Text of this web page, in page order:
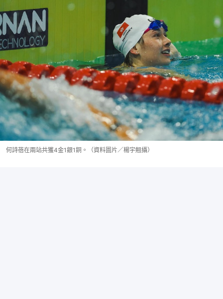
何詩蓓在兩站共獲4金1銀1銅。（資料圖片／楊宇翹攝）